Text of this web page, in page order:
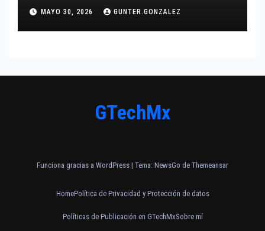
MAYO 30, 2026 GUNTER.GONZALEZ
GTechMx
Funciona gracias a WordPress | Tema: NewsGo de Themeansar
HomePolítica de Privacidad y Protección de datos
Políticas de Publicación en GTechMxSobre mí